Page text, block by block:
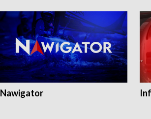
Nawigator